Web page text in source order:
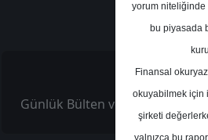
Günlük Bülten ve Şirket
yorum niteliğinde
bu piyasada
Finansal
okuyabilmek için
şirketi
yalnızca bu